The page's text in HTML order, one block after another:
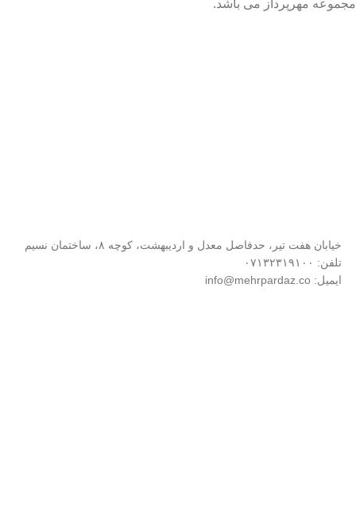
مجموعه مهرپرداز می باشد.
خیابان هفت تیر، حدفاصل معدل و اردیبهشت، کوچه ۸، ساختمان نسیم
تلفن: ۰۷۱۳۲۳۱۹۱۰۰
ایمیل: info@mehrpardaz.co